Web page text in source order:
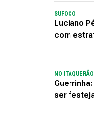
SUFOCO
Luciano
com
NO ITAQUERÃO
ser